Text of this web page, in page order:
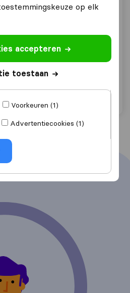
Bekijk profiel
op elk
accepteren
toestaan
Voorkeuren (1)
Advertentiecookies (1)